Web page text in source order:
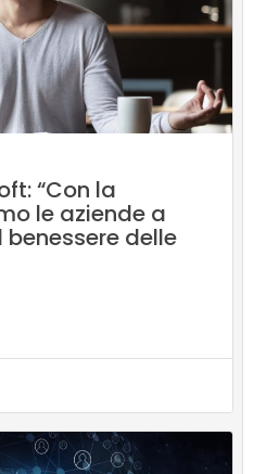
“Con la
le aziende a
delle